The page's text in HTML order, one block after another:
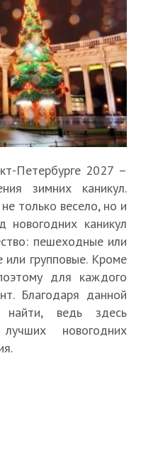
Петербурге 2027 –
зимних каникул.
только весело, но и
новогодних каникул
пешеходные или
или групповые. Кроме
для каждого
Благодаря данной
ведь здесь
новогодних